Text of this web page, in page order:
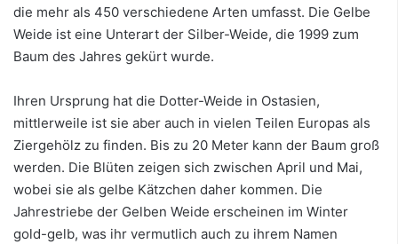
die mehr als 450 verschiedene Arten umfasst. Die Gelbe
Weide ist eine Unterart der Silber-Weide, die 1999 zum
Baum des Jahres gekürt wurde.
Ihren Ursprung hat die Dotter-Weide in Ostasien,
mittlerweile ist sie aber auch in vielen Teilen Europas als
Ziergehölz zu finden. Bis zu 20 Meter kann der Baum groß
werden. Die Blüten zeigen sich zwischen April und Mai,
wobei sie als gelbe Kätzchen daher kommen. Die
Jahrestriebe der Gelben Weide erscheinen im Winter
gold-gelb, was ihr vermutlich auch zu ihrem Namen